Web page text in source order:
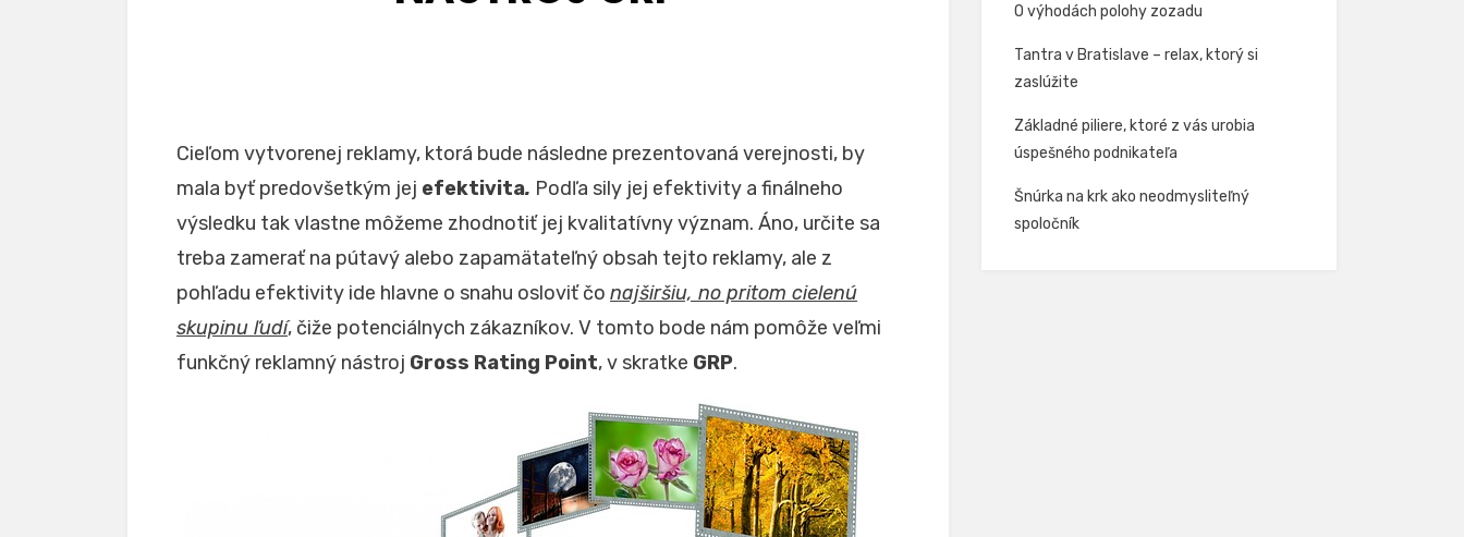
Cieľom vytvorenej reklamy, ktorá bude následne prezentovaná verejnosti, by
mala byť predovšetkým jej efektivita. Podľa sily jej efektivity a finálneho
výsledku tak vlastne môžeme zhodnotiť jej kvalitatívny význam. Áno, určite sa
treba zamerať na pútavý alebo zapamätateľný obsah tejto reklamy, ale z
pohľadu efektivity ide hlavne o snahu osloviť čo najširšiu, no pritom cielenú
skupinu ľudí, čiže potenciálnych zákazníkov. V tomto bode nám pomôže veľmi
funkčný reklamný nástroj Gross Rating Point, v skratke GRP.
O výhodách polohy zozadu
Tantra v Bratislave – relax, ktorý si
zaslúžite
Základné piliere, ktoré z vás urobia
úspešného podnikateľa
Šnúrka na krk ako neodmysliteľný
spoločník